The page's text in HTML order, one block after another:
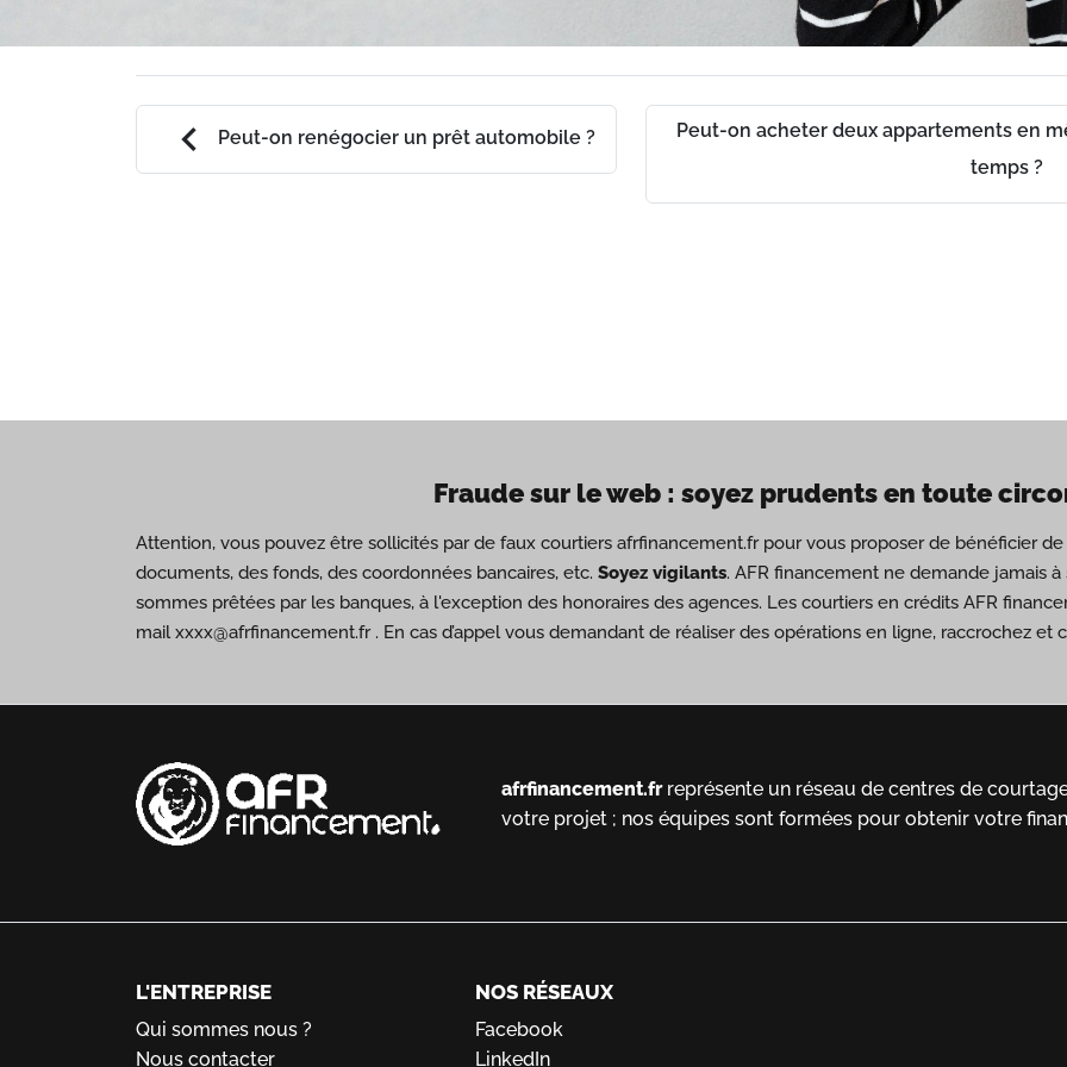
chevron_left Peut-on renégocier un prêt automobile ?
Peut-on acheter deux appartements en
temps ?
Fraude sur le web : soyez prudents en toute
Attention, vous pouvez être sollicités par de faux courtiers afrfinancement.fr pour vous proposer de bénéficier
documents, des fonds, des coordonnées bancaires, etc. Soyez vigilants. AFR financement ne demande jamais
sommes prêtées par les banques, à l'exception des honoraires des agences. Les courtiers en crédits AFR
mail xxxx@afrfinancement.fr . En cas d’appel vous demandant de réaliser des opérations en ligne, raccrochez et
afrfinancement.frreprésente un réseau de centres de
votre projet ; nos équipes sont formées pour obtenir votre
L'ENTREPRISE
Qui sommes nous ?
Nous contacter
NOS RÉSEAUX
Facebook
LinkedIn